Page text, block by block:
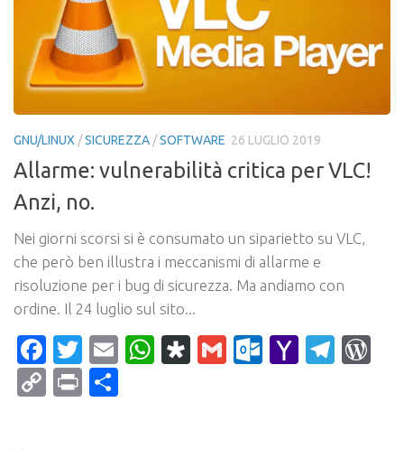
GNU/LINUX /SICUREZZA /SOFTWARE 26 LUGLIO 2019
Allarme: vulnerabilità critica per VLC!
Anzi, no.
Nei giorni scorsi si è consumato un siparietto su VLC,
che però ben illustra i meccanismi di allarme e
risoluzione per i bug di sicurezza. Ma andiamo con
ordine. Il 24 luglio sul sito...
Facebook
Twitter
EmailWhatsApp
Diaspora
Gmail Yahoo
CopyPrint